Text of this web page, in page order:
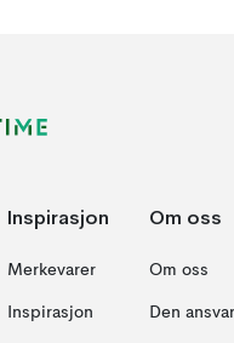
Inspirasjon
Merkevarer
Inspirasjon
Om oss
Om oss
Den